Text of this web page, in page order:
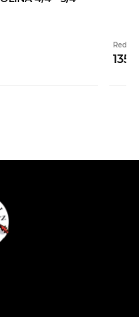
Redna
135,